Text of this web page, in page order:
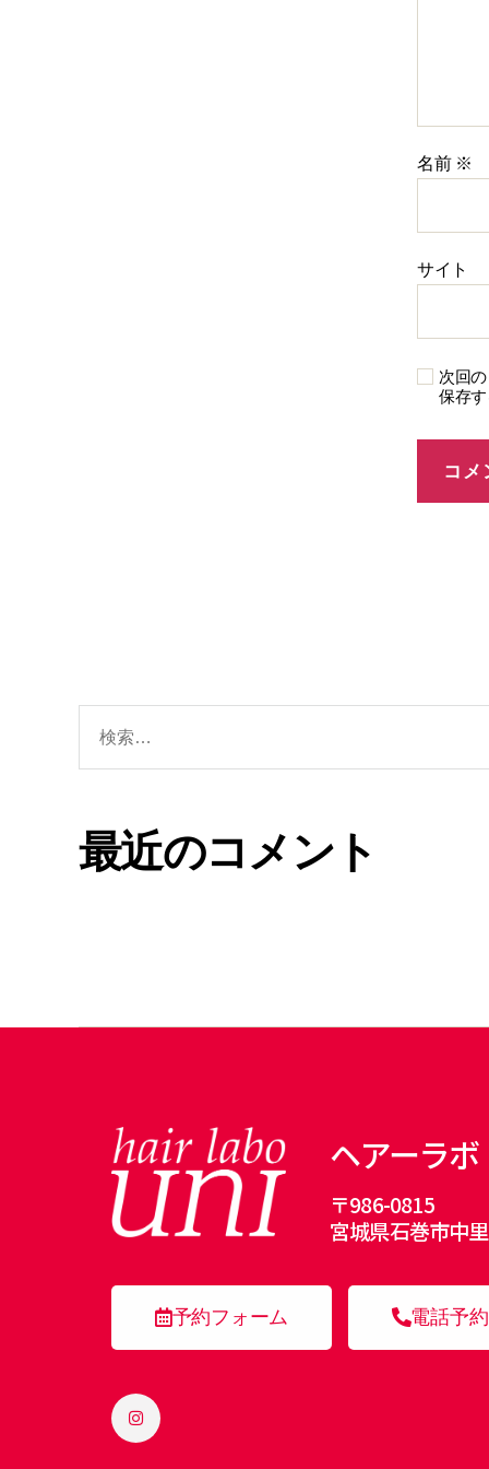
名前 ※
サイト
次回
保存
最近のコメント
ヘアーラ
〒986-0815
宮城県石巻市中
予約フォーム 電話予約